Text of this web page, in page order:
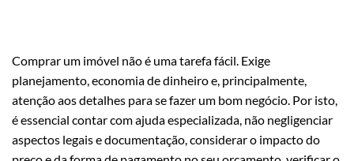
Comprar um imóvel não é uma tarefa fácil. Exige
planejamento, economia de dinheiro e, principalmente,
atenção aos detalhes para se fazer um bom negócio. Por isto,
é essencial contar com ajuda especializada, não negligenciar
aspectos legais e documentação, considerar o impacto do